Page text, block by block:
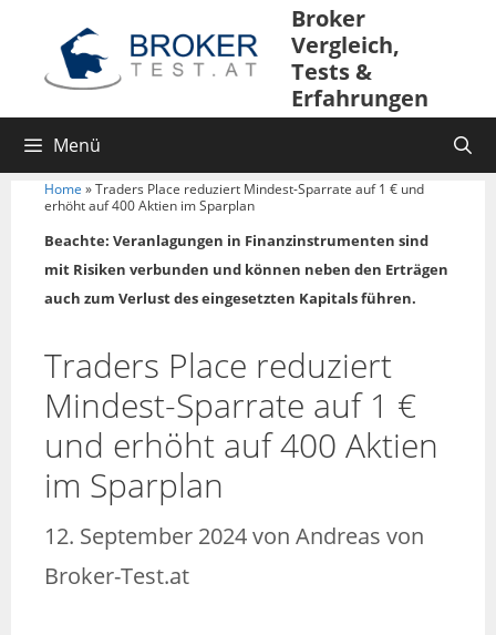
Broker
Vergleich,
Tests &
Erfahrungen
Menü
Home »Traders Place reduziert Mindest-Sparrate auf 1 € und
erhöht auf 400 Aktien im Sparplan
Beachte: Veranlagungen in Finanzinstrumenten sind
mit Risiken verbunden und können neben den Erträgen
auch zum Verlust des eingesetzten Kapitals führen.
Traders Place reduziert
Mindest-Sparrate auf 1 €
und erhöht auf 400 Aktien
im Sparplan
12. September 2024von Andreas von
Broker-Test.at